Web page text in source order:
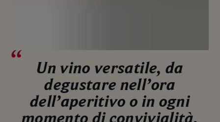
Un vino versatile, da
degustare nell’ora
dell’aperitivo o in ogni
momento di convivialità,